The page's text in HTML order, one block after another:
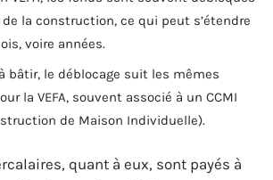
la construction, ce qui peut s’étendre
voire années.
bâtir, le déblocage suit les mêmes
la VEFA, souvent associé à un CCMI
de Maison Individuelle).
quant à eux, sont payés à